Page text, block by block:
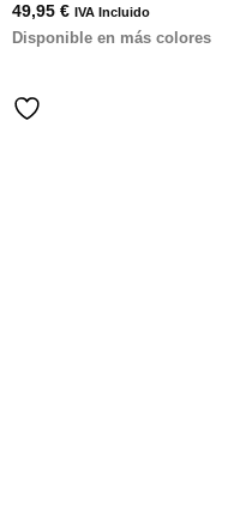
49,95 € IVA Incluido
Disponible en más colores